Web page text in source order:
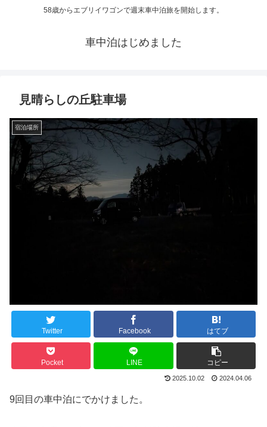
58歳からエブリイワゴンで週末車中泊旅を開始します。
車中泊はじめました
見晴らしの丘駐車場
宿泊場所
Twitter Facebook はてブ
Pocket LINE コピー
2025.10.02 2024.04.06
9回目の車中泊にでかけました。